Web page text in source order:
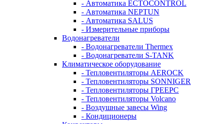
- Автоматика ECTOCONTROL
- Автоматика NEPTUN
- Автоматика SALUS
- Измерительные приборы
Водонагреватели
- Водонагреватели Thermex
- Водонагреватели S-TANK
Климатическое оборудование
- Тепловентиляторы AEROCK
- Тепловентиляторы SONNIGER
- Тепловентиляторы ГРЕЕРС
- Тепловентиляторы Volcano
- Воздушные завесы Wing
- Кондиционеры